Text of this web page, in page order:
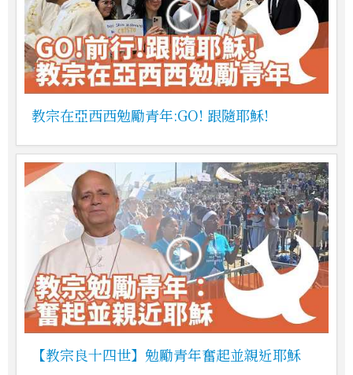
教宗在亞西西勉勵青年:GO! 跟隨耶穌!
【教宗良十四世】勉勵青年奮起並親近耶穌